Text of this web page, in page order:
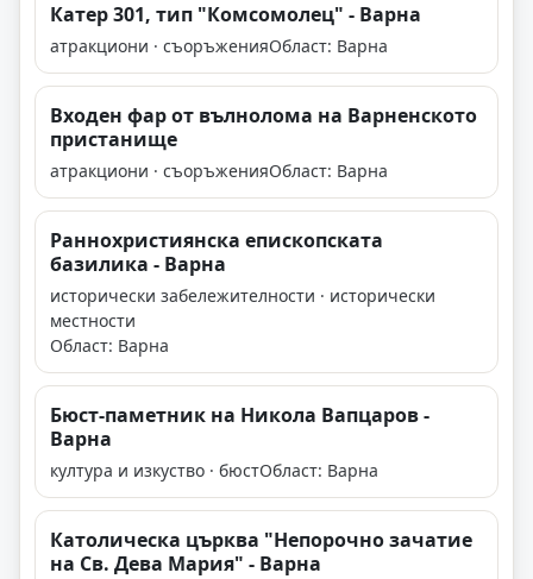
Катер 301, тип "Комсомолец" - Варна
атракциони · съоръженияОбласт: Варна
Входен фар от вълнолома на Варненското
пристанище
атракциони · съоръженияОбласт: Варна
Раннохристиянска епископската
базилика - Варна
исторически забележителности · исторически
местности
Област: Варна
Бюст-паметник на Никола Вапцаров -
Варна
култура и изкуство · бюстОбласт: Варна
Католическа църква "Непорочно зачатие
на Св. Дева Мария" - Варна